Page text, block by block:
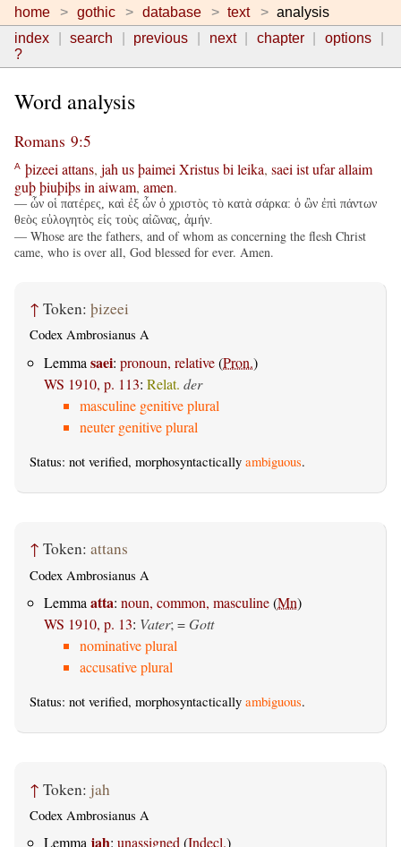
home gothic database text
analysis
index
search previous next chapter
options
?
Word analysis
Romans 9:5
A þizeei attans, jah usþaimei Xristusbi leika, saei istufarallaim
guþþiuþiþsin aiwam, amen.
— ὧν οἱ πατέρες, καὶ ἐξ ὧν ὁ χριστὸς τὸ κατὰ σάρκα: ὁ ὢν ἐπὶ πάντων
θεὸς εὐλογητὸς εἰς τοὺς αἰῶνας, ἀμήν.
— Whose are the fathers, and of whom as concerning the flesh Christ
came, who is over all, God blessed for ever. Amen.
↑ Token: þizeei
Codex Ambrosianus A
Lemma saei: pronoun, relative(Pron.)
WS 1910, p. 113: Relat. der
masculine genitive plural
neuter genitive plural
Status: not verified, morphosyntactically ambiguous.
↑ Token: attans
Codex Ambrosianus A
Lemma atta: noun, common, masculine(Mn)
WS 1910, p. 13: Vater; = Gott
nominative plural
accusative plural
Status: not verified, morphosyntactically ambiguous.
↑ Token: jah
Codex Ambrosianus A
Lemma jah: unassigned(Indecl.)